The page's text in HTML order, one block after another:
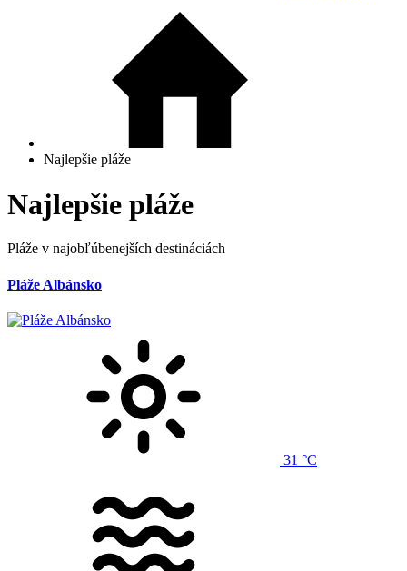
Najlepšie pláže
Najlepšie pláže
Pláže v najobľúbenejších destináciách
Pláže Albánsko
31 °C